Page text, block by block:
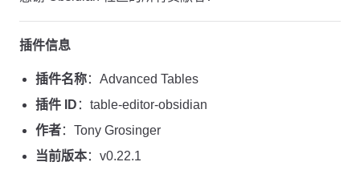
插件信息
插件名称：Advanced Tables
插件 ID ：table-editor-obsidian
作者：Tony Grosinger
当前版本：v0.22.1